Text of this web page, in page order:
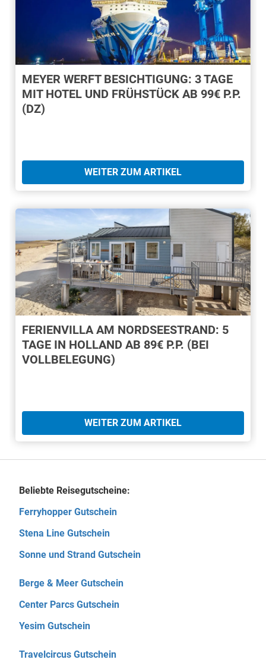
MEYER WERFT BESICHTIGUNG: 3 TAGE
MIT HOTEL UND FRÜHSTÜCK AB 99€ P.P.
(DZ)
WEITER ZUM ARTIKEL
FERIENVILLA AM NORDSEESTRAND: 5
TAGE IN HOLLAND AB 89€ P.P. (BEI
VOLLBELEGUNG)
WEITER ZUM ARTIKEL
Beliebte Reisegutscheine:
Ferryhopper Gutschein
Stena Line Gutschein
Sonne und Strand Gutschein
Berge & Meer Gutschein
Center Parcs Gutschein
Yesim Gutschein
Travelcircus Gutschein